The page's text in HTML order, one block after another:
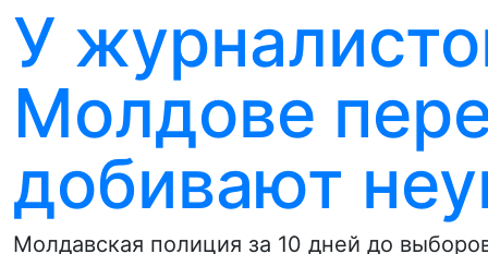
У
Молдове
добивают
Молдавская полиция за 10 дней до